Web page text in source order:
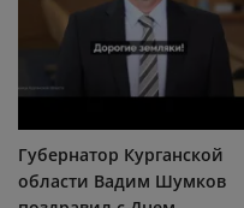
Губернатор Курганской
области Вадим Шумков